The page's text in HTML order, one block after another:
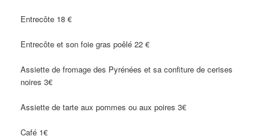
Entrecôte 18 €
Entrecôte et son foie gras poêlé 22 €
Assiette de fromage des Pyrénées et sa confiture de cerises
noires 3€
Assiette de tarte aux pommes ou aux poires 3€
Café 1€